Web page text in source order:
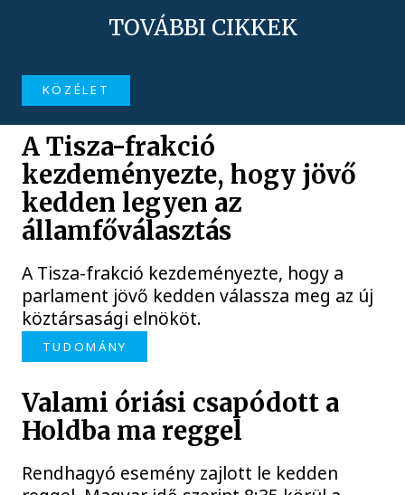
TOVÁBBI CIKKEK
KÖZÉLET
A Tisza-frakció
kezdeményezte, hogy jövő
kedden legyen az
államfőválasztás
A Tisza-frakció kezdeményezte, hogy a
parlament jövő kedden válassza meg az új
köztársasági elnököt.
TUDOMÁNY
Valami óriási csapódott a
Holdba ma reggel
Rendhagyó esemény zajlott le kedden